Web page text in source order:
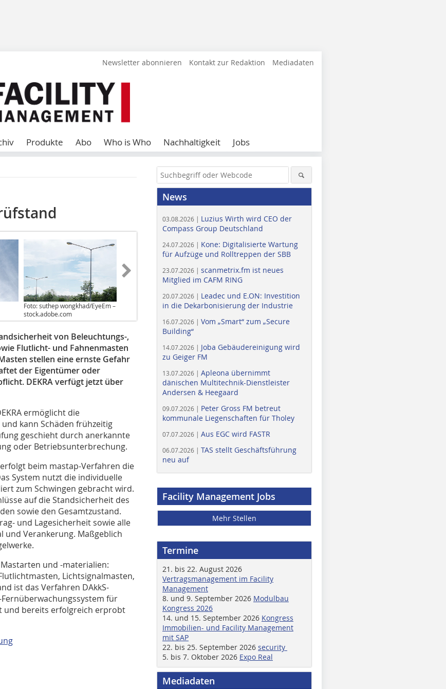
Newsletter abonnieren Kontakt zur Redaktion Mediadaten
Produkte Abo Who is Who Nachhaltigkeit Jobs
Foto: suthep wongkhad/EyeEm –
stock.adobe.com
von Beleuchtungs-,
Flutlicht- und Fahnenmasten
stellen eine ernste Gefahr
der Eigentümer oder
DEKRA verfügt jetzt über
ermöglicht die
kann Schäden frühzeitig
geschieht durch anerkannte
oder Betriebsunterbrechung.
beim mastap-Verfahren die
System nutzt die individuelle
zum Schwingen gebracht wird.
auf die Standsicherheit des
sowie den Gesamtzustand.
und Lagesicherheit sowie alle
und Verankerung. Maßgeblich
und -materialien:
Lichtsignalmasten,
ist das Verfahren DAkkS-
für
und bereits erfolgreich erprobt
News
03.08.2026 | Luzius Wirth wird CEO der
Compass Group Deutschland
24.07.2026 | Kone: Digitalisierte Wartung
für Aufzüge und Rolltreppen der SBB
23.07.2026 | scanmetrix.fm ist neues
Mitglied im CAFM RING
20.07.2026 | Leadec und E.ON: Investition
in die Dekarbonisierung der Industrie
16.07.2026 | Vom „Smart“ zum „Secure
Building“
14.07.2026 | Joba Gebäudereinigung wird
zu Geiger FM
13.07.2026 | Apleona übernimmt
dänischen Multitechnik-Dienstleister
Andersen & Heegaard
09.07.2026 | Peter Gross FM betreut
kommunale Liegenschaften für Tholey
07.07.2026 | Aus EGC wird FASTR
06.07.2026 | TAS stellt Geschäftsführung
neu auf
Facility Management Jobs
Mehr Stellen
Termine
21. bis 22. August 2026
Vertragsmanagement im Facility
Management
8. und 9. September 2026 Modulbau
Kongress 2026
14. und 15. September 2026 Kongress
Immobilien- und Facility Management
mit SAP
22. bis 25. September 2026 security
5. bis 7. Oktober 2026 Expo Real
Mediadaten